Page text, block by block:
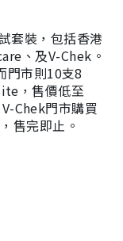
套裝，包括香港
、及V-Chek。
門市則10支8
，售價低至
Chek門市購買
售完即止。